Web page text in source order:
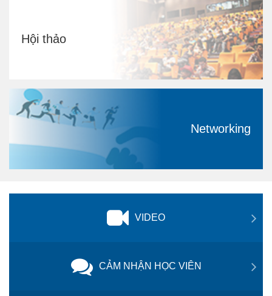
Hội thảo
Networking
VIDEO
CẢM NHẬN HỌC VIÊN